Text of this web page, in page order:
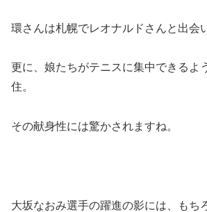
環さんは札幌でレオナルドさんと出会
更に、娘たちがテニスに集中できるよ
住。
その献身性には驚かされますね。
大坂なおみ選手の躍進の影には、もち